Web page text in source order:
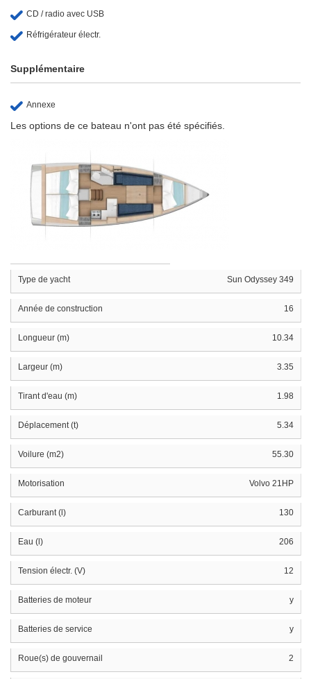
CD / radio avec USB
Réfrigérateur électr.
Supplémentaire
Annexe
Les options de ce bateau n'ont pas été spécifiés.
Type de yacht Sun Odyssey 349
Année de construction 16
Longueur (m) 10.34
Largeur (m) 3.35
Tirant d'eau (m) 1.98
Déplacement (t) 5.34
Voilure (m2) 55.30
Motorisation Volvo 21HP
Carburant (l) 130
Eau (l) 206
Tension électr. (V) 12
Batteries de moteur y
Batteries de service y
Roue(s) de gouvernail 2